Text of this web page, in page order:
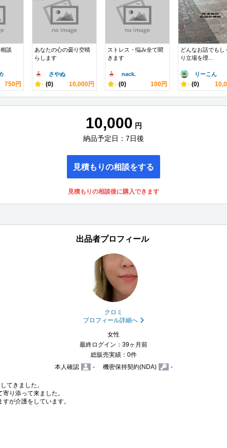
談
750円
あなたの心の曇り空晴
らします
さやぬ
- (0) 10,000円
ストレス・悩み全て聞
きます
nack.
- (0) 100円
どんなお話でもし
り立場を理...
りーこん
- (0)
10,000 円
納品予定日：7日後
見積もりの相談をする
見積もりの相談後に購入できます
出品者プロフィール
クロミ
プロフィール詳細へ
女性
最終ログイン：39ヶ月前
総販売実績：0件
本人確認
- 機密保持契約(NDA) -
てきました。
り添って来ました。
が介護をしています。